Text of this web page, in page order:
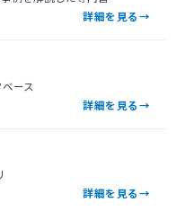
詳細を見る
ース
詳細を見る
詳細を見る